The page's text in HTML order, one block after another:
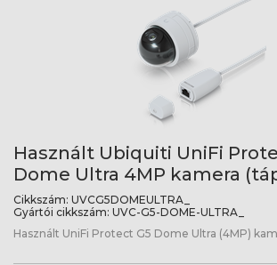
Használt Ubiquiti UniFi
Dome Ultra 4MP kamera
Cikkszám: UVCG5DOMEULTRA_
Gyártói cikkszám: UVC-G5-DOME-ULTRA_
Használt UniFi Protect G5 Dome Ultra (4MP)